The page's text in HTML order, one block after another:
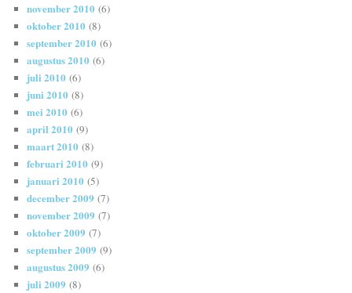
november 2010 (6)
oktober 2010 (8)
september 2010 (6)
augustus 2010 (6)
juli 2010 (6)
juni 2010 (8)
mei 2010 (6)
april 2010 (9)
maart 2010 (8)
februari 2010 (9)
januari 2010 (5)
december 2009 (7)
november 2009 (7)
oktober 2009 (7)
september 2009 (9)
augustus 2009 (6)
juli 2009 (8)